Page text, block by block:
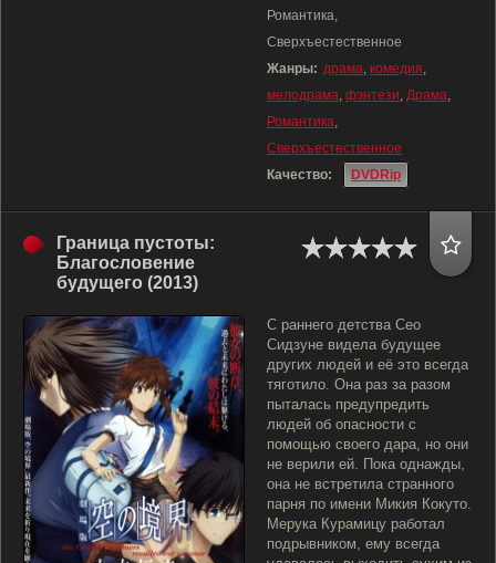
Романтика,
Сверхъестественное
Жанры: драма, комедия,
мелодрама, фэнтези, Драма,
Романтика,
Сверхъестественное
Качество:
DVDRip
Граница пустоты:
Благословение
будущего (2013)
С раннего детства Сео
Сидзуне видела будущее
других людей и её это всегда
тяготило. Она раз за разом
пыталась предупредить
людей об опасности с
помощью своего дара, но они
не верили ей. Пока однажды,
она не встретила странного
парня по имени Микия Кокуто.
Мерука Курамицу работал
подрывником, ему всегда